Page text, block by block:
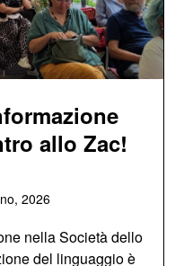
allo Zac!
2026
nella Società dello
del linguaggio è